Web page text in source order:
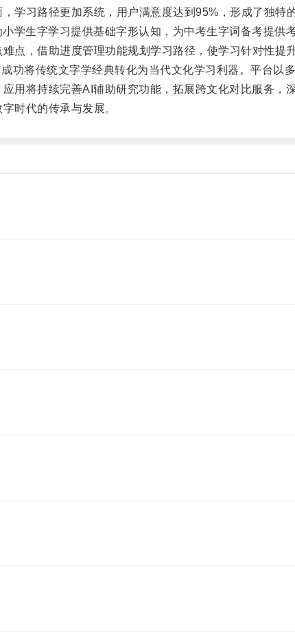
学习路径更加系统，用户满意度达到95%，形成了独特
学生字学习提供基础字形认知，为中考生字词备考提供
点，借助进度管理功能规划学习路径，使学习针对性提
功将传统文字学经典转化为当代文化学习利器。平台以
用将持续完善AI辅助研究功能，拓展跨文化对比服务，
时代的传承与发展。